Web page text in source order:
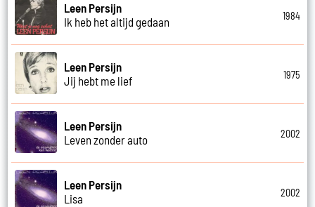
Leen Persijn
Ik heb het altijd gedaan
1984
Leen Persijn
Jij hebt me lief
1975
Leen Persijn
Leven zonder auto
2002
Leen Persijn
Lisa
2002